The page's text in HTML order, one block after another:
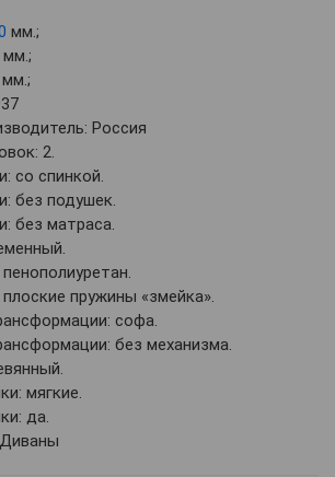
мм.;
мм.;
мм.;
Россия
2.
со спинкой.
без подушек.
без матраса.
пружины «змейка».
софа.
без механизма.
мягкие.
да.